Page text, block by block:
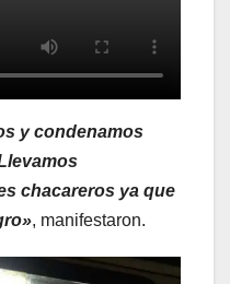
y condenamos
chacareros ya que
, manifestaron.